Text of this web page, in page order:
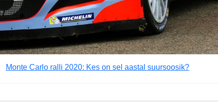
Monte Carlo ralli 2020: Kes on sel aastal suursoosik?